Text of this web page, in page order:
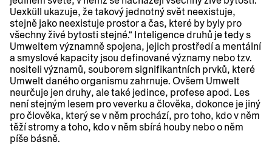
Uexküll ukazuje, že takový jednotný svět neexistuje,
stejně jako neexistuje prostor a čas, které by byly pro
všechny živé bytosti stejné.“ Inteligence druhů je tedy s
Umweltem významně spojena, jejich prostředí a mentální
a smyslové kapacity jsou definované významy nebo tzv.
nositeli významů, souborem signifikantních prvků, které
Umwelt daného organismu zahrnuje. Ovšem Umwelt
neurčuje jen druhy, ale také jedince, profese apod. Les
není stejným lesem pro veverku a člověka, dokonce je jiný
pro člověka, který se v něm prochází, pro toho, kdo v něm
těží stromy a toho, kdo v něm sbírá houby nebo o něm
píše básně.